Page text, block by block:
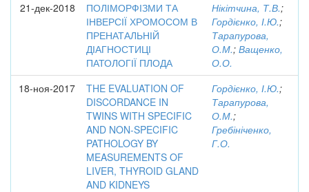
21-дек-2018
ПОЛІМОРФІЗМИ ТА
ІНВЕРСІЇ ХРОМОСОМ В
ПРЕНАТАЛЬНІЙ
ДІАГНОСТИЦІ
ПАТОЛОГІЇ ПЛОДА
Нікітчина, Т.В.;
Гордієнко, І.Ю.;
Тарапурова,
О.М.; Ващенко,
О.О.
18-ноя-2017
THE EVALUATION OF
DISCORDANCE IN
TWINS WITH SPECIFIC
AND NON-SPECIFIC
PATHOLOGY BY
MEASUREMENTS OF
LIVER, THYROID GLAND
AND KIDNEYS
Гордієнко, І.Ю.;
Тарапурова,
О.М.;
Гребініченко,
Г.О.